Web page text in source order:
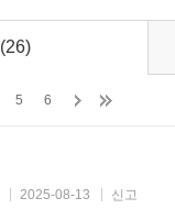
(26)
5 6
2025-08-13 신고